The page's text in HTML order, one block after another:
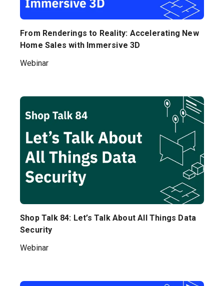
Prueba gratuita
Ventas:+34 910 482 834
From Renderings to Reality: Accelerating New
Home Sales with Immersive 3D
Webinar
Shop Talk 84: Let’s Talk About All Things Data
Security
Webinar